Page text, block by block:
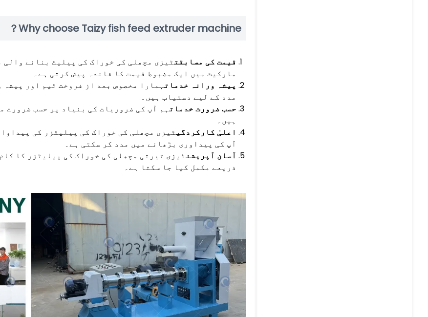
Why choose Taizy fish feed extruder machine？
قیمت کی مسابقتٹیزی مچھلی کی خوراک کی پیلیٹ بنانے
مارکیٹ میں ایک مضبوط قیمت کا فائدہ پیش کرتی ہے۔
پیشہ ورانہ خدماتہمارا مخصوص بعد از فروخت ٹیم اور پیشہ
مدد کے لیے دستیاب ہیں۔
حسب ضرورت خدماتہم آپ کی ضروریات کی بنیاد پر حسب ضرورت
ہیں۔
اعلیٰ کارکردگی
آپ کی پیداوری بڑھانے میں مدد کر سکتی ہے۔
آسان آپریشنٹیزی تیرتی مچھلی کی خوراک کی پیلیٹزر کا
ذریعے مکمل کیا جا سکتا ہے۔